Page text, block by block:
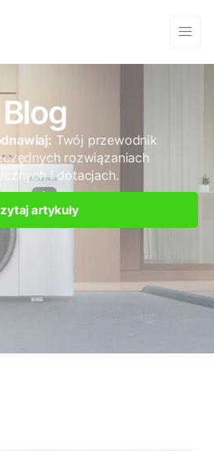
Blog
Twój przewodnik
rozwiązaniach
i dotacjach.
artykuły